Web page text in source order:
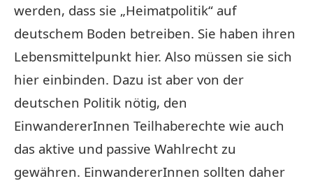
werden, dass sie „Heimatpolitik“ auf
deutschem Boden betreiben. Sie haben ihren
Lebensmittelpunkt hier. Also müssen sie sich
hier einbinden. Dazu ist aber von der
deutschen Politik nötig, den
EinwandererInnen Teilhaberechte wie auch
das aktive und passive Wahlrecht zu
gewähren. EinwandererInnen sollten daher